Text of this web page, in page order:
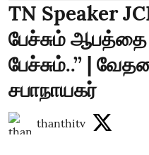
TN Speaker
பேச்சும்
பேச்சும்..’’ |
சபாநாயகர்
thanthitv